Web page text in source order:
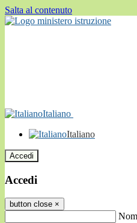
Salta al contenuto
Italiano
Italiano
Accedi
Accedi
button close ×